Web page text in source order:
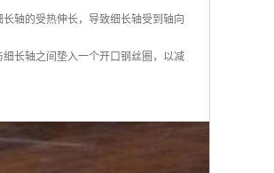
轴的受热伸长，导致细长轴受到轴向
长轴之间垫入一个开口钢丝圈，以减